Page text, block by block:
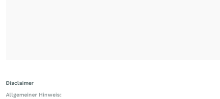
Disclaimer
Allgemeiner Hinweis: